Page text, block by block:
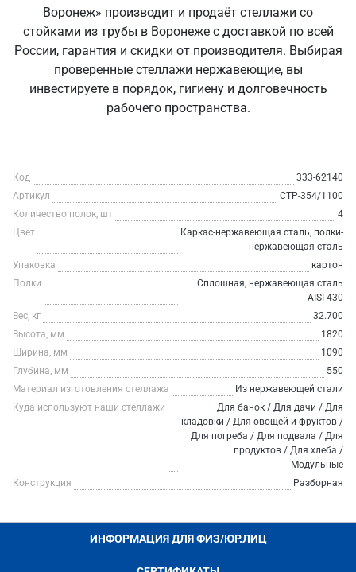
Воронеж» производит и продаёт стеллажи со
стойками из трубы в Воронеже с доставкой по всей
России, гарантия и скидки от производителя. Выбирая
проверенные стеллажи нержавеющие, вы
инвестируете в порядок, гигиену и долговечность
рабочего пространства.
Код
333-62140
Артикул
СТР-354/1100
Количество полок, шт
4
Цвет
Каркас-нержавеющая сталь, полки-
нержавеющая сталь
Упаковка
картон
Полки
Сплошная, нержавеющая сталь
AISI 430
Вес, кг
32.700
Высота, мм
1820
Ширина, мм
1090
Глубина, мм
550
Материал изготовления стеллажа
Из нержавеющей стали
Куда используют наши стеллажи
Для банок / Для дачи / Для
кладовки / Для овощей и фруктов /
Для погреба / Для подвала / Для
продуктов / Для хлеба /
Модульные
Конструкция
Разборная
ИНФОРМАЦИЯ ДЛЯ ФИЗ/ЮР.ЛИЦ